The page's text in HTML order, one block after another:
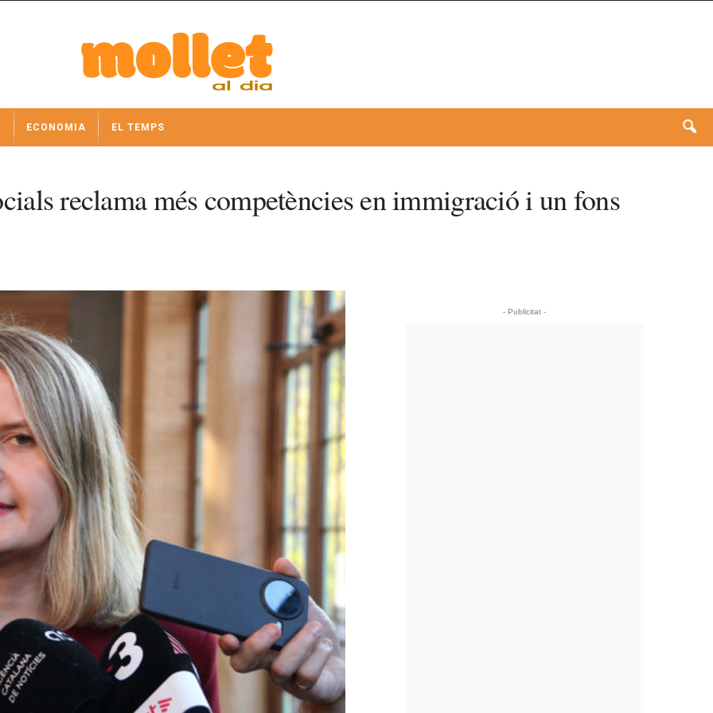
ECONOMIA EL TEMPS
reclama més competències en immigració i un fons
- Publicitat -